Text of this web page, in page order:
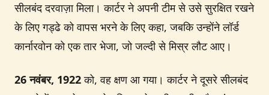
सीलबंद दरवाज़ा मिला। कार्टर ने अपनी टीम से उसे सुरक्षित रखने
के लिए गड्ढे को वापस भरने के लिए कहा, जबकि उन्होंने लॉर्ड
कार्नारवोन को एक तार भेजा, जो जल्दी से मिस्र लौट आए।
26 नवंबर, 1922को, वह क्षण आ गया। कार्टर ने दूसरे सीलबंद